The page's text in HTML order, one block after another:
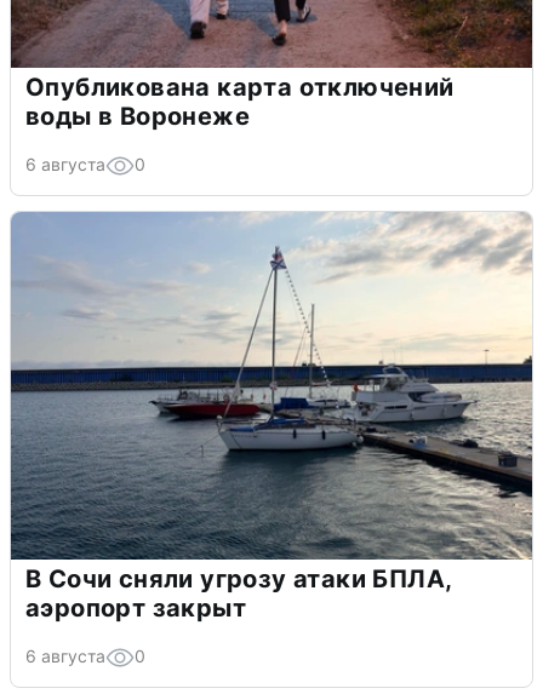
Опубликована карта отключений
воды в Воронеже
6 августа 0
В Сочи сняли угрозу атаки БПЛА,
аэропорт закрыт
6 августа 0